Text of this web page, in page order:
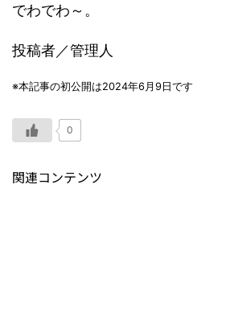
でわでわ～。
投稿者／管理人
※本記事の初公開は2024年6月9日です
0
関連コンテンツ